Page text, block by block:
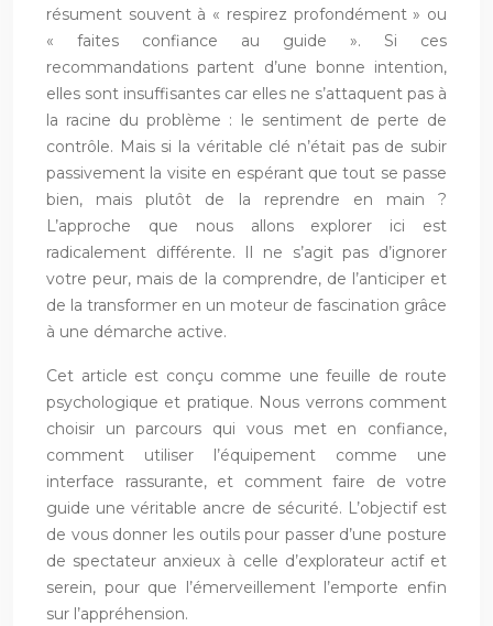
résument souvent à « respirez profondément » ou
« faites confiance au guide ». Si ces
recommandations partent d’une bonne intention,
elles sont insuffisantes car elles ne s’attaquent pas à
la racine du problème : le sentiment de perte de
contrôle. Mais si la véritable clé n’était pas de subir
passivement la visite en espérant que tout se passe
bien, mais plutôt de la reprendre en main ?
L’approche que nous allons explorer ici est
radicalement différente. Il ne s’agit pas d’ignorer
votre peur, mais de la comprendre, de l’anticiper et
de la transformer en un moteur de fascination grâce
à une démarche active.
Cet article est conçu comme une feuille de route
psychologique et pratique. Nous verrons comment
choisir un parcours qui vous met en confiance,
comment utiliser l’équipement comme une
interface rassurante, et comment faire de votre
guide une véritable ancre de sécurité. L’objectif est
de vous donner les outils pour passer d’une posture
de spectateur anxieux à celle d’explorateur actif et
serein, pour que l’émerveillement l’emporte enfin
sur l’appréhension.